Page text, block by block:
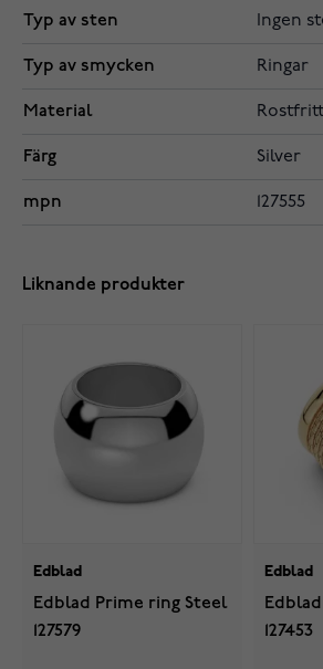
Typ av sten Ingen
Typ av smycken Ringar
Material
Färg Silver
mpn 127555
Liknande produkter
Edblad
Edblad Prime ring Steel
127579
Edblad
127453